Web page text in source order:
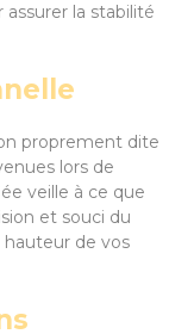
la stabilité
proprement dite
lors de
veille à ce que
et souci du
hauteur de vos